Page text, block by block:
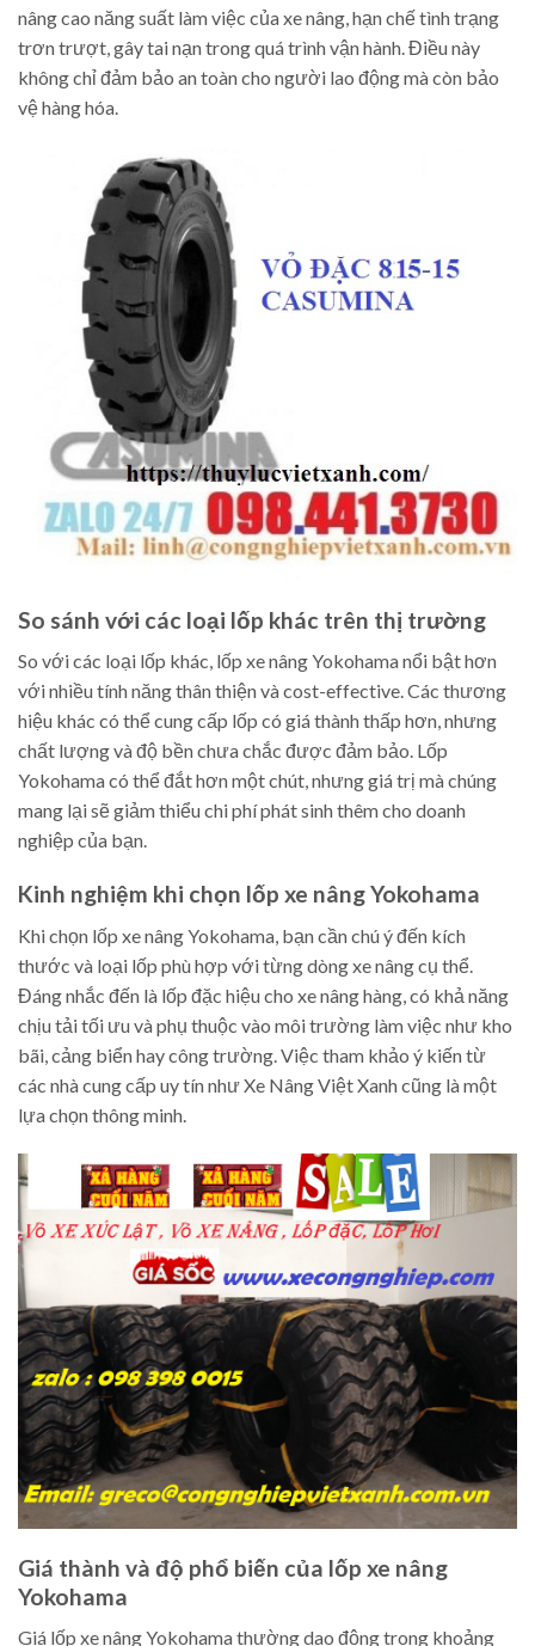
nâng cao năng suất làm việc của xe nâng, hạn chế tình trạng
trơn trượt, gây tai nạn trong quá trình vận hành. Điều này
không chỉ đảm bảo an toàn cho người lao động mà còn bảo
vệ hàng hóa.
So sánh với các loại lốp khác trên thị trường
So với các loại lốp khác, lốp xe nâng Yokohama nổi bật hơn
với nhiều tính năng thân thiện và cost-effective. Các thương
hiệu khác có thể cung cấp lốp có giá thành thấp hơn, nhưng
chất lượng và độ bền chưa chắc được đảm bảo. Lốp
Yokohama có thể đắt hơn một chút, nhưng giá trị mà chúng
mang lại sẽ giảm thiểu chi phí phát sinh thêm cho doanh
nghiệp của bạn.
Kinh nghiệm khi chọn lốp xe nâng Yokohama
Khi chọn lốp xe nâng Yokohama, bạn cần chú ý đến kích
thước và loại lốp phù hợp với từng dòng xe nâng cụ thể.
Đáng nhắc đến là lốp đặc hiệu cho xe nâng hàng, có khả năng
chịu tải tối ưu và phụ thuộc vào môi trường làm việc như kho
bãi, cảng biển hay công trường. Việc tham khảo ý kiến từ
các nhà cung cấp uy tín như Xe Nâng Việt Xanh cũng là một
lựa chọn thông minh.
Giá thành và độ phổ biến của lốp xe nâng
Yokohama
Giá lốp xe nâng Yokohama thường dao động trong khoảng